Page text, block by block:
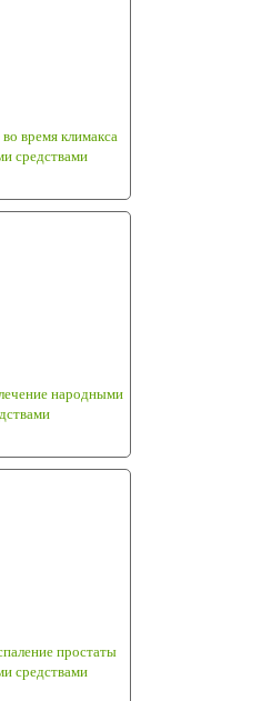
время климакса
средствами
народными
простаты
средствами